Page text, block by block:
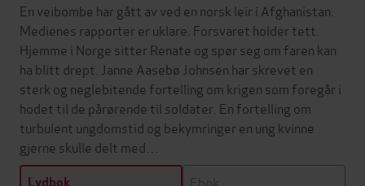
En veibombe har gått av ved en norsk leir i Afghanistan.
Medienes rapporter er uklare. Forsvaret holder tett.
Hjemme i Norge sitter Renate og spør seg om faren kan
ha blitt drept. Janne Aasebø Johnsen har skrevet en
sterk og neglebitende fortelling om krigen som foregår i
hodet til de pårørende til soldater. En fortelling om
turbulent ungdomstid og bekymringer en ung kvinne
gjerne skulle delt med…
Lydbok
Ebok